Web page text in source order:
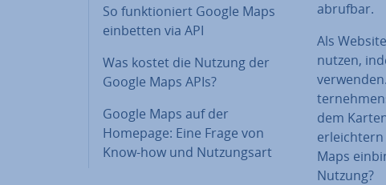
So funk­tio­niert Google Maps
einbetten via API
Was kostet die Nutzung der
Google Maps APIs?
Google Maps auf der
Homepage: Eine Frage von
Know-how und Nut­zungs­art
abrufbar.
Als
nutzen,
dem
er­leich­tern
Maps
Nutzung?